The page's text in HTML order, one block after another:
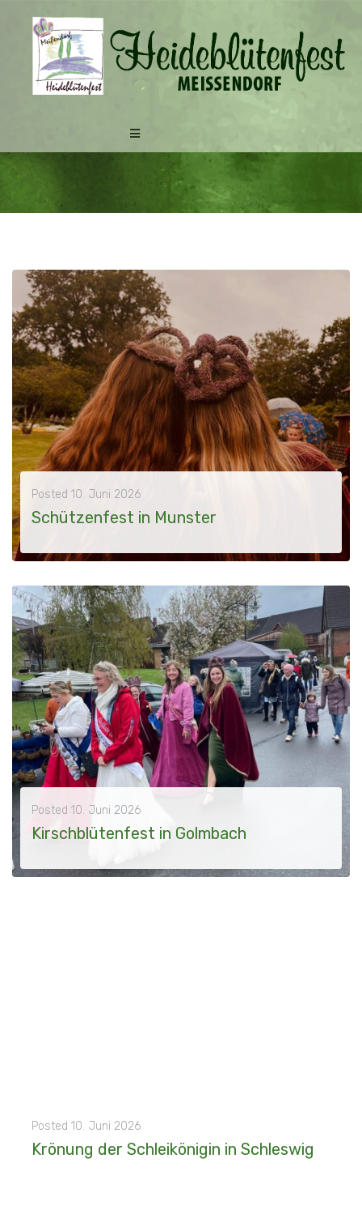
Posted 10. Juni 2026
Schützenfest in Munster
MORE
Posted 10. Juni 2026
Kirschblütenfest in Golmbach
Posted 10. Juni 2026
Krönung der Schleikönigin in Schleswig